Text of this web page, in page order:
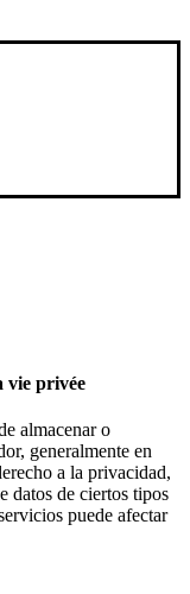
vie privée
almacenar o
generalmente en
a la privacidad,
datos de ciertos tipos
puede afectar